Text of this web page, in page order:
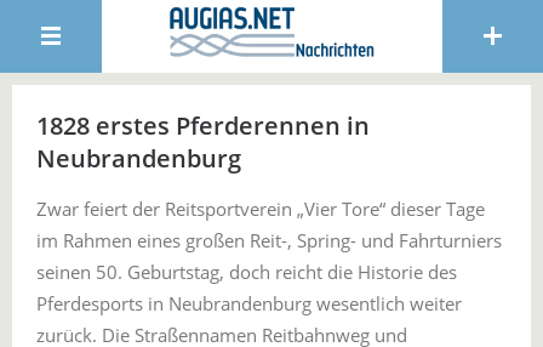
1828 erstes Pferderennen in
Neubrandenburg
Zwar feiert der Reitsportverein „Vier Tore“ dieser Tage
im Rahmen eines großen Reit-, Spring- und Fahrturniers
seinen 50. Geburtstag, doch reicht die Historie des
Pferdesports in Neubrandenburg wesentlich weiter
zurück. Die Straßennamen Reitbahnweg und